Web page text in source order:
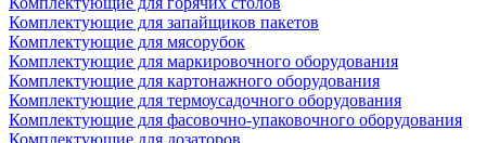
Комплектующие для запайщиков пакетов
Комплектующие для мясорубок
Комплектующие для маркировочного оборудования
Комплектующие для картонажного оборудования
Комплектующие для термоусадочного оборудования
Комплектующие для фасовочно-упаковочного оборудования
Комплектующие для дозаторов